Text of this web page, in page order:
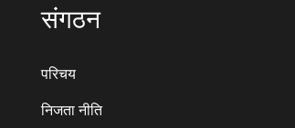
संगठन
परिचय
निजता नीति